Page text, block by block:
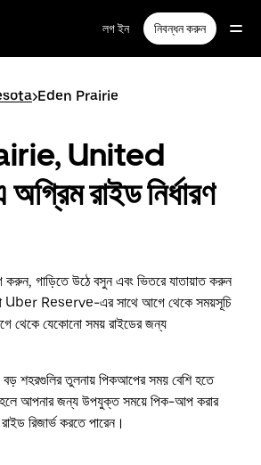
লগ ইন নিবন্ধন করুন
>Eden Prairie
United
রাইড নির্ধারণ
করুন, গাড়িতে উঠে বসুন এবং ভিতরে যাতায়াত করুন
Reserve-এর সাথে আগে থেকে সময়সূচি
থেকে যেকোনো সময় রাইডের জন্য
তুলনায় পিকআপের সময় বেশি হতে
আপনার জন্য উপযুক্ত সময়ে পিক-আপ করার
রিজার্ভ করতে পারেন।